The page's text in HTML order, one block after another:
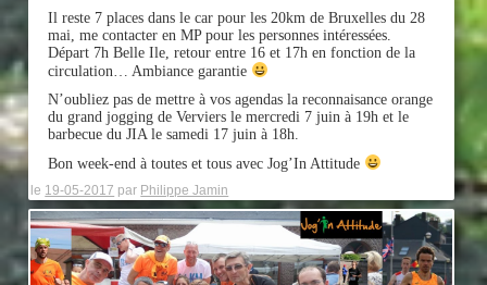
Il reste 7 places dans le car pour les 20km de Bruxelles du 28
mai, me contacter en MP pour les personnes intéressées.
Départ 7h Belle Ile, retour entre 16 et 17h en fonction de la
circulation… Ambiance garantie
N’oubliez pas de mettre à vos agendas la reconnaisance orange
du grand jogging de Verviers le mercredi 7 juin à 19h et le
barbecue du JIA le samedi 17 juin à 18h.
Bon week-end à toutes et tous avec Jog’In Attitude
le 19-05-2017 par Philippe Jamin